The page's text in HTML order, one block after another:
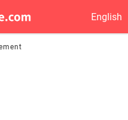
English